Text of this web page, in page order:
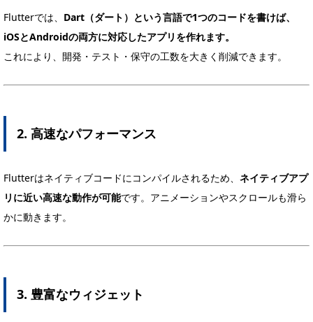
Flutterでは、 Dart（ダート）という言語で1つのコードを書けば、
iOSとAndroidの両方に対応したアプリを作れます。
これにより、開発・テスト・保守の工数を大きく削減できます。
2. 高速なパフォーマンス
Flutterはネイティブコードにコンパイルされるため、 ネイティブアプ
リに近い高速な動作が可能です。アニメーションやスクロールも滑ら
かに動きます。
3. 豊富なウィジェット